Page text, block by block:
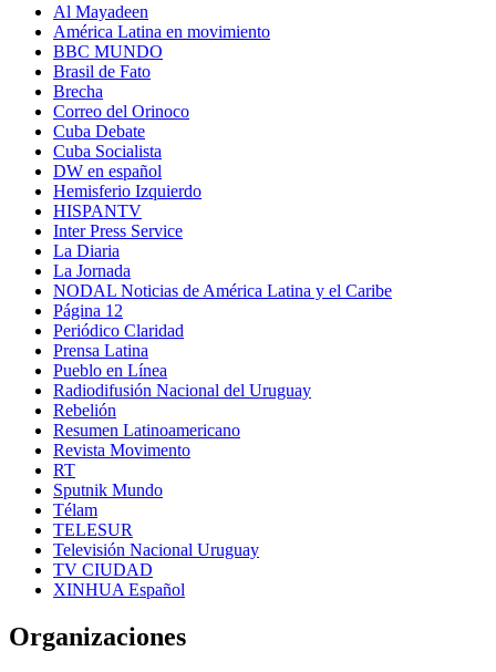
Al Mayadeen
América Latina en movimiento
BBC MUNDO
Brasil de Fato
Brecha
Correo del Orinoco
Cuba Debate
Cuba Socialista
DW en español
Hemisferio Izquierdo
HISPANTV
Inter Press Service
La Diaria
La Jornada
NODAL Noticias de América Latina y el Caribe
Página 12
Periódico Claridad
Prensa Latina
Pueblo en Línea
Radiodifusión Nacional del Uruguay
Rebelión
Resumen Latinoamericano
Revista Movimento
RT
Sputnik Mundo
Télam
TELESUR
Televisión Nacional Uruguay
TV CIUDAD
XINHUA Español
Organizaciones